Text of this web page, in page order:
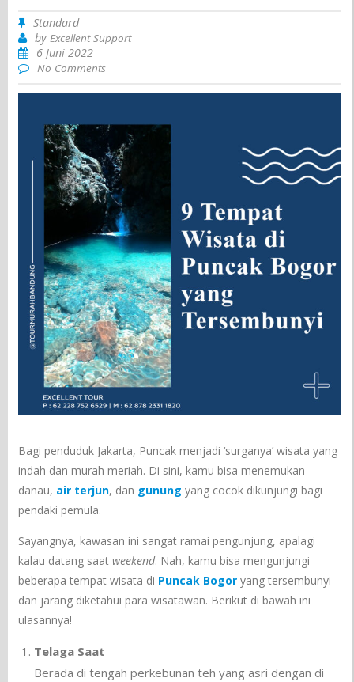
Standard
byExcellent Support
6 Juni 2022
No Comments
Bagi penduduk Jakarta, Puncak menjadi ‘surganya’ wisata yang
indah dan murah meriah. Di sini, kamu bisa menemukan
danau, air terjun, dan gunung yang cocok dikunjungi bagi
pendaki pemula.
Sayangnya, kawasan ini sangat ramai pengunjung, apalagi
kalau datang saatweekend. Nah, kamu bisa mengunjungi
beberapa tempat wisata di Puncak Bogor yang tersembunyi
dan jarang diketahui para wisatawan. Berikut di bawah ini
ulasannya!
Telaga Saat
Berada di tengah perkebunan teh yang asri dengan di